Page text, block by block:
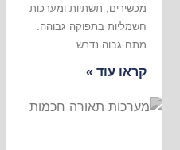
מכשירים, תשתיות ומערכות
חשמליות בתפוקה גבוהה.
מתח גבוה נדרש
קראו עוד »